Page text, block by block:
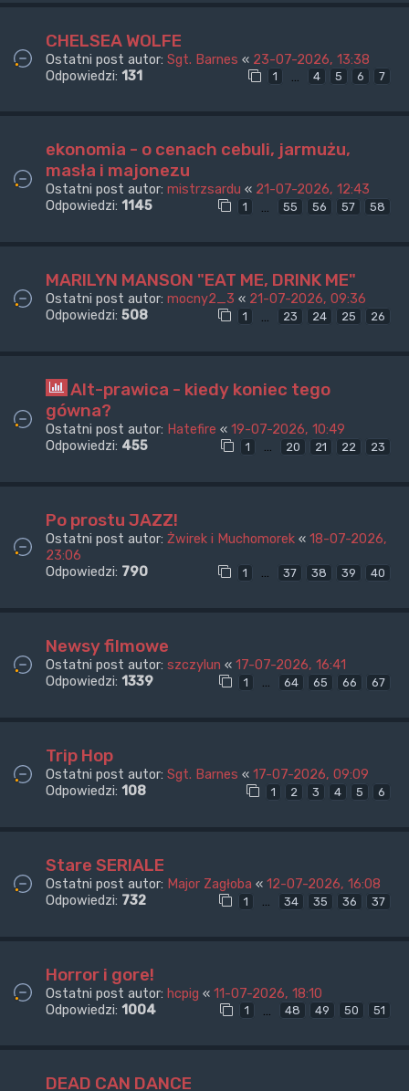
CHELSEA WOLFE
Ostatni post autor: Sgt. Barnes « 23-07-2026, 13:38
Odpowiedzi: 131 1 … 4 5 6 7
ekonomia - o cenach cebuli, jarmużu,
masła i majonezu
Ostatni post autor: mistrzsardu « 21-07-2026, 12:43
Odpowiedzi: 1145 1 … 55 56 57 58
MARILYN MANSON "EAT ME, DRINK ME"
Ostatni post autor: mocny2_3 « 21-07-2026, 09:36
Odpowiedzi: 508 1 23 24 25 26
Alt-prawica - kiedy koniec tego
gówna?
Ostatni post autor: Hatefire « 19-07-2026, 10:49
Odpowiedzi: 455 1 … 20 21 22 23
Po prostu JAZZ!
Ostatni post autor: Żwirek i Muchomorek « 18-07-2026,
23:06
Odpowiedzi: 790 1 … 37 38 39 40
Newsy filmowe
Ostatni post autor: szczylun « 17-07-2026, 16:41
Odpowiedzi: 1339 1 … 64 65 66 67
Trip Hop
Ostatni post autor: Sgt. Barnes « 17-07-2026, 09:09
Odpowiedzi: 108 1 2 3 4 5 6
Stare SERIALE
Ostatni post autor: Major Zagłoba « 12-07-2026, 16:08
Odpowiedzi: 732 1 … 34 35 36 37
Horror i gore!
Ostatni post autor: hcpig « 11-07-2026, 18:10
Odpowiedzi: 1004 1 … 48 49 50 51
DEAD CAN DANCE